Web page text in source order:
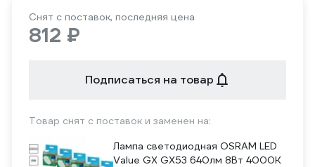
Снят с поставок, последняя цена
812 ₽
Подписаться на товар
Товар снят с поставок и заменен на:
Лампа светодиодная OSRAM LED
Value GX GX53 640лм 8Вт 4000К